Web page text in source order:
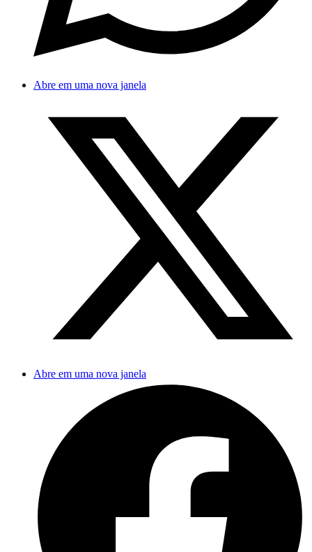
Abre em uma nova janela
Abre em uma nova janela